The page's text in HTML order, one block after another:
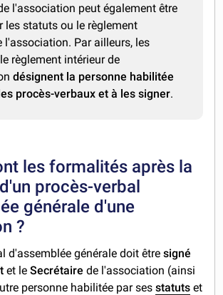
l'association peut également être
les statuts ou le règlement
l'association. Par ailleurs, les
règlement intérieur de
désignent la personne habilitée
procès-verbaux et à les signer.
les formalités après la
procès-verbal
générale d'une
?
d'assemblée générale doit êtresigné
et le Secrétaire de l'association (ainsi
personne habilitée par sesstatuts et